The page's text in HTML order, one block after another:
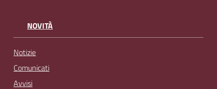
NOVITÀ
Notizie
Comunicati
Avvisi